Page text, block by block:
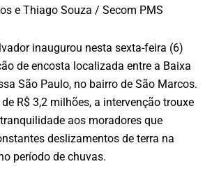
e Thiago Souza / Secom PMS
inaugurou nesta sexta-feira (6)
de encosta localizada entre a Baixa
São Paulo, no bairro de São Marcos.
R$ 3,2 milhões, a intervenção trouxe
aos moradores que
deslizamentos de terra na
período de chuvas.